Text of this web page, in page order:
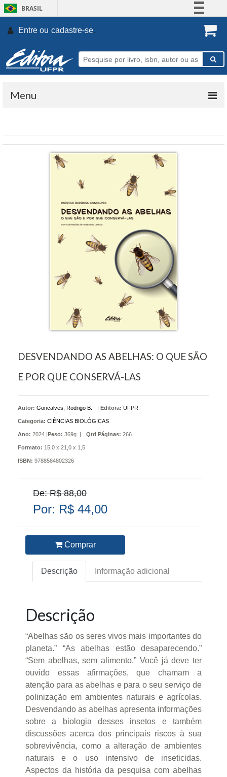
BRASIL
Participe
Entre ou cadastre-se.
Menu
DESVENDANDO AS ABELHAS: O QUE SÃO
E POR QUE CONSERVÁ-LAS
Autor: Goncalves, Rodrigo B. Editora: UFPR
Categoria: CIÊNCIAS BIOLÓGICAS
Ano: 2024 | Peso: 369g. | Qtd Páginas: 266
Formato: 15,0 x 21,0 x 1,5
ISBN: 9788584802326
De: R$ 88,00
Por: R$ 44,00
Comprar
Descrição Informação adicional
Descrição
“Abelhas são os seres vivos mais importantes do
planeta.” “As abelhas estão desaparecendo.”
“Sem abelhas, sem alimento.” Você já deve ter
ouvido essas afirmações, que chamam a
atenção para as abelhas e para o seu serviço de
polinização em ambientes naturais e agrícolas.
Desvendando as abelhas apresenta informações
sobre a biologia desses insetos e também
discussões acerca dos principais riscos à sua
sobrevivência, como a alteração de ambientes
naturais e o uso intensivo de inseticidas.
Aspectos da história da pesquisa com abelhas